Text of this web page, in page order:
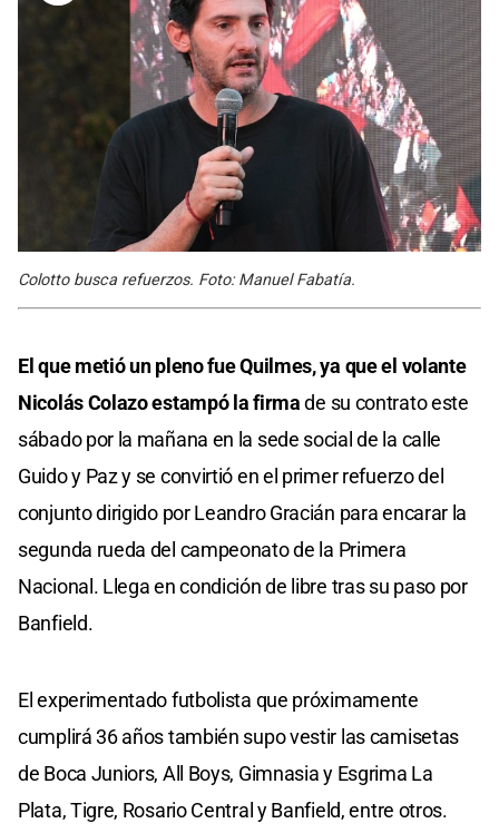
Colotto busca refuerzos. Foto: Manuel Fabatía.
El que metió un pleno fue Quilmes, ya que el volante
Nicolás Colazo estampó la firmade su contrato este
sábado por la mañana en la sede social de la calle
Guido y Paz y se convirtió en el primer refuerzo del
conjunto dirigido por Leandro Gracián para encarar la
segunda rueda del campeonato de la Primera
Nacional. Llega en condición de libre tras su paso por
Banfield.
El experimentado futbolista que próximamente
cumplirá 36 años también supo vestir las camisetas
de Boca Juniors, All Boys, Gimnasia y Esgrima La
Plata, Tigre, Rosario Central y Banfield, entre otros.